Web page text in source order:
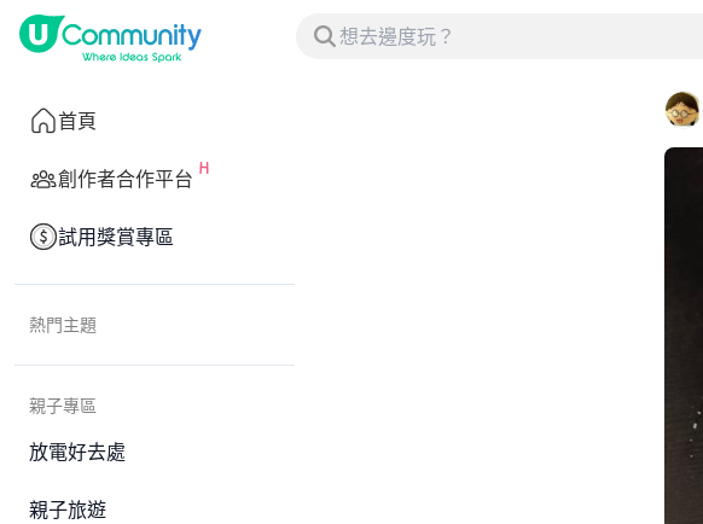
首頁
創作者合作平台
試用獎賞專區
熱門主題
親子專區
放電好去處
親子旅遊